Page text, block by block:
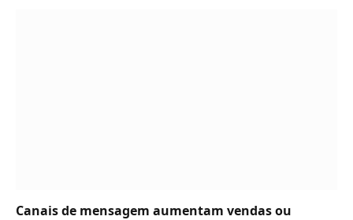
Canais de mensagem aumentam vendas ou